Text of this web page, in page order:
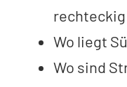
Wo liegt
Wo sind